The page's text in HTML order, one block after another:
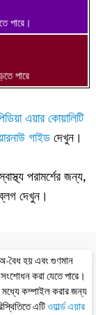
পারে।
পারে
এয়ার কোয়ালিটি
গাইডদেখুন।
পরামর্শের জন্য,
দেখুন।
বৈধ হয় এবং গুণমান
করা যেতে পারে।
মধ্যে কম্পাইল করার জন্য
এটিওয়ার্ল্ড এয়ার